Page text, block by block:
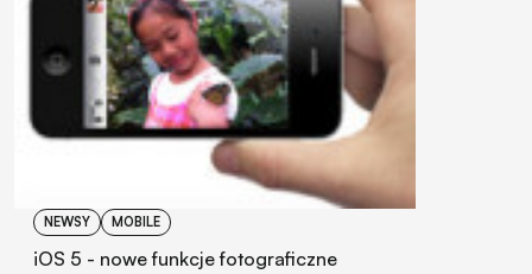
NEWSY MOBILE
iOS 5 - nowe funkcje fotograficzne